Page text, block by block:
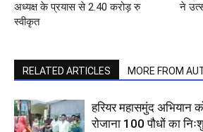
अध्यक्ष के प्रयास से 2.40 करोड़ रु
स्वीकृत
ने
RELATED ARTICLES MORE FROM
हरियर महासमुंद अभियान
रोजाना 100 पौधों का